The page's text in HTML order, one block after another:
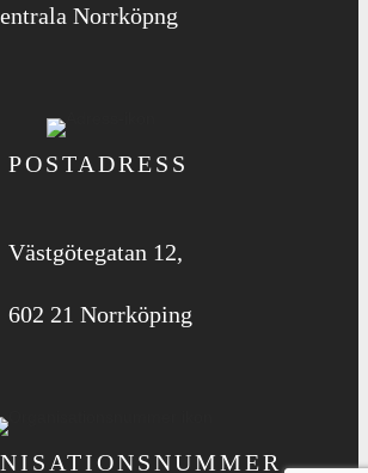
Norrköpng
POSTADRESS
Västgötegatan 12,
602 21 Norrköping